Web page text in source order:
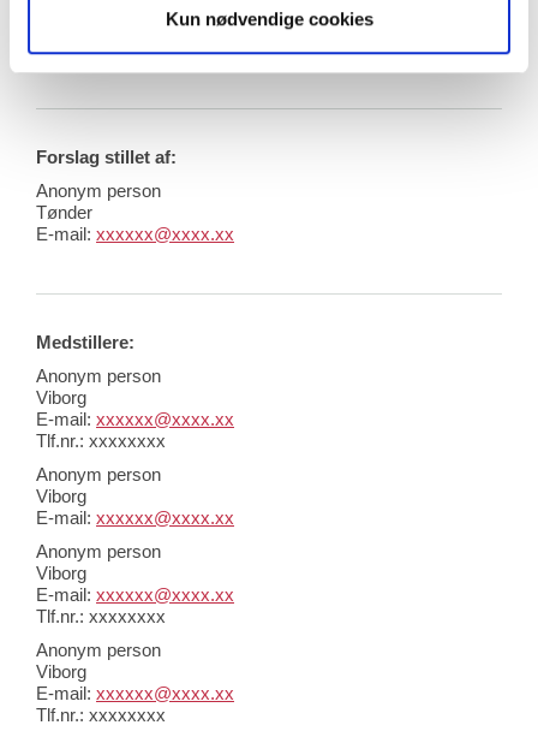
Kun nødvendige cookies
• Bevare borgernes mulighed for at udtrykke
bekymring, men med øget ansvarlighed
Forslag stillet af:
Anonym person
Tønder
E-mail: xxxxxx@xxxx.xx
Medstillere:
Anonym person
Viborg
E-mail: xxxxxx@xxxx.xx
Tlf.nr.: xxxxxxxx
Anonym person
Viborg
E-mail: xxxxxx@xxxx.xx
Anonym person
Viborg
E-mail: xxxxxx@xxxx.xx
Tlf.nr.: xxxxxxxx
Anonym person
Viborg
E-mail: xxxxxx@xxxx.xx
Tlf.nr.: xxxxxxxx